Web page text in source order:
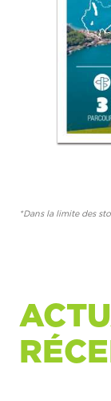
*Dans la limite des